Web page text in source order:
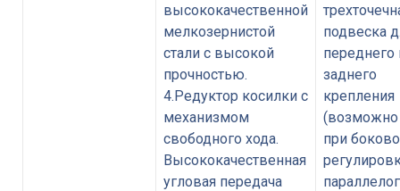
высококачественной
мелкозернистой
стали с высокой
прочностью.
4.Редуктор косилки с
механизмом
свободного хода.
Высококачественная
угловая передача
подвеска
переднего
заднего
крепления
(возможно
при